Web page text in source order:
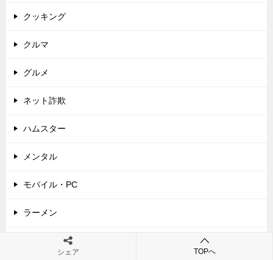
クッキング
クルマ
グルメ
ネット詐欺
ハムスター
メンタル
モバイル・PC
ラーメン
シェア TOPへ